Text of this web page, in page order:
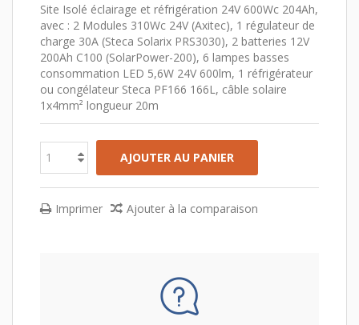
Site Isolé éclairage et réfrigération 24V 600Wc 204Ah,
avec : 2 Modules 310Wc 24V (Axitec), 1 régulateur de
charge 30A (Steca Solarix PRS3030), 2 batteries 12V
200Ah C100 (SolarPower-200), 6 lampes basses
consommation LED 5,6W 24V 600lm, 1 réfrigérateur
ou congélateur Steca PF166 166L, câble solaire
1x4mm² longueur 20m
AJOUTER AU PANIER
Imprimer Ajouter à la comparaison